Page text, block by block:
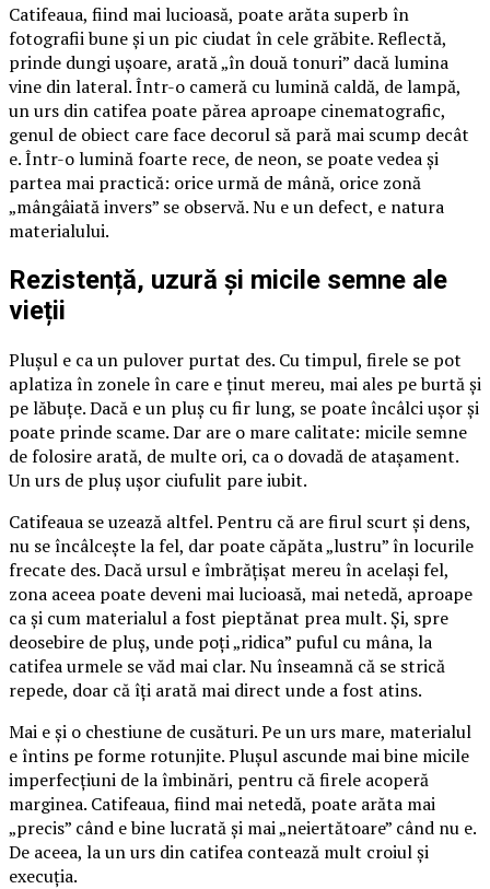
Catifeaua, fiind mai lucioasă, poate arăta superb în
fotografii bune și un pic ciudat în cele grăbite. Reflectă,
prinde dungi ușoare, arată „în două tonuri” dacă lumina
vine din lateral. Într-o cameră cu lumină caldă, de lampă,
un urs din catifea poate părea aproape cinematografic,
genul de obiect care face decorul să pară mai scump decât
e. Într-o lumină foarte rece, de neon, se poate vedea și
partea mai practică: orice urmă de mână, orice zonă
„mângâiată invers” se observă. Nu e un defect, e natura
materialului.
Rezistență, uzură și micile semne ale
vieții
Plușul e ca un pulover purtat des. Cu timpul, firele se pot
aplatiza în zonele în care e ținut mereu, mai ales pe burtă și
pe lăbuțe. Dacă e un pluș cu fir lung, se poate încâlci ușor și
poate prinde scame. Dar are o mare calitate: micile semne
de folosire arată, de multe ori, ca o dovadă de atașament.
Un urs de pluș ușor ciufulit pare iubit.
Catifeaua se uzează altfel. Pentru că are firul scurt și dens,
nu se încâlcește la fel, dar poate căpăta „lustru” în locurile
frecate des. Dacă ursul e îmbrățișat mereu în același fel,
zona aceea poate deveni mai lucioasă, mai netedă, aproape
ca și cum materialul a fost pieptănat prea mult. Și, spre
deosebire de pluș, unde poți „ridica” puful cu mâna, la
catifea urmele se văd mai clar. Nu înseamnă că se strică
repede, doar că îți arată mai direct unde a fost atins.
Mai e și o chestiune de cusături. Pe un urs mare, materialul
e întins pe forme rotunjite. Plușul ascunde mai bine micile
imperfecțiuni de la îmbinări, pentru că firele acoperă
marginea. Catifeaua, fiind mai netedă, poate arăta mai
„precis” când e bine lucrată și mai „neiertătoare” când nu e.
De aceea, la un urs din catifea contează mult croiul și
execuția.